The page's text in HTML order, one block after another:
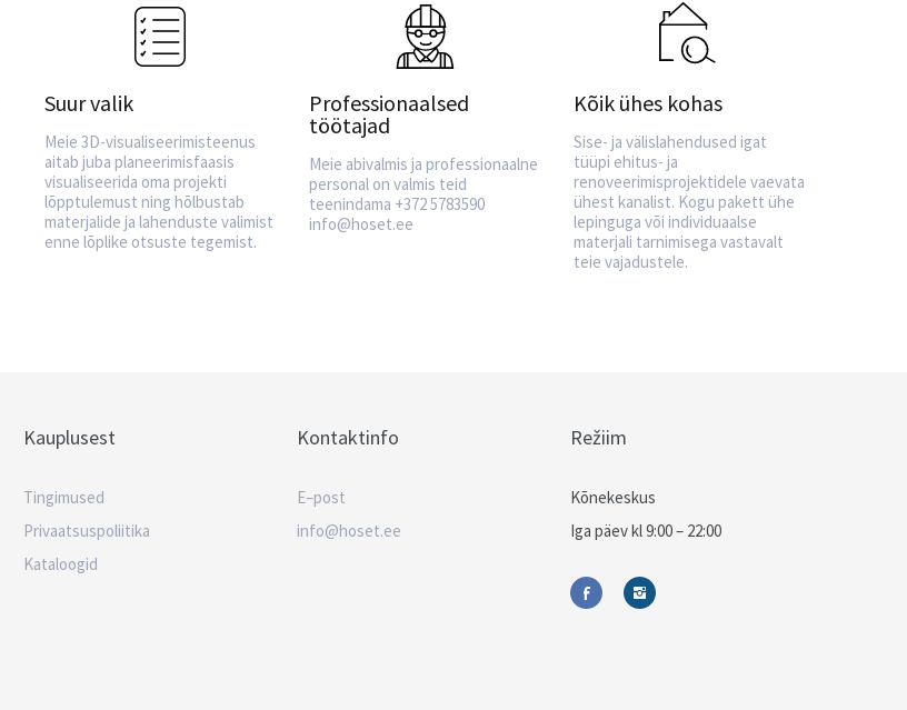
Suur valik
Meie 3D-visualiseerimisteenus
aitab juba planeerimisfaasis
visualiseerida oma projekti
lõpptulemust ning hõlbustab
materjalide ja lahenduste valimist
enne lõplike otsuste tegemist.
Professionaalsed
töötajad
Meie abivalmis ja professionaalne
personal on valmis teid
teenindama +372 5783590
info@hoset.ee
Kõik ühes kohas
Sise- ja välislahendused igat
tüüpi ehitus- ja
renoveerimisprojektidele vaevata
ühest kanalist. Kogu pakett ühe
lepinguga või individuaalse
materjali tarnimisega vastavalt
teie vajadustele.
Kauplusest
Tingimused
Privaatsuspoliitika
Kataloogid
Kontaktinfo
E–post
info@hoset.ee
Režiim
Kõnekeskus
Iga päev kl 9:00 – 22:00